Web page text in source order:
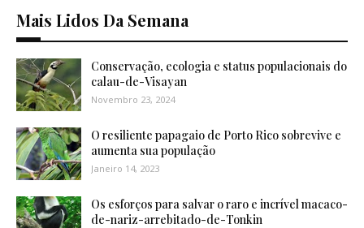
Mais Lidos Da Semana
Conservação, ecologia e status populacionais do
calau-de-Visayan
Novembro 23, 2024
O resiliente papagaio de Porto Rico sobrevive e
aumenta sua população
Janeiro 14, 2023
Os esforços para salvar o raro e incrível macaco-
de-nariz-arrebitado-de-Tonkin